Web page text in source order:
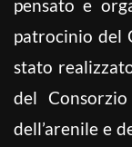
pensato e
patrocinio del
stato
del
dell’arenile e